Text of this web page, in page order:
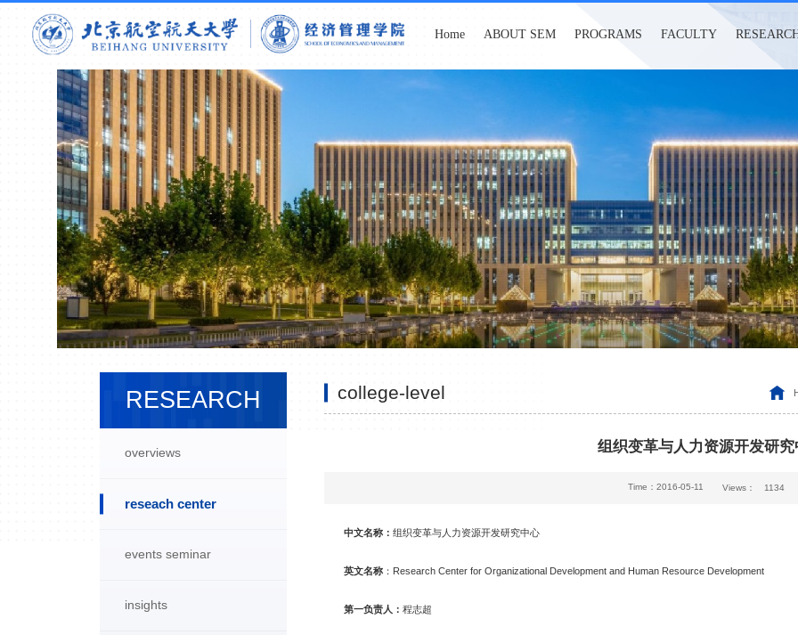
Home ABOUT SEM PROGRAMS FACULTY
RESEARCH
overviews
reseach center
events seminar
insights
college-level
组织变革与人力资源开发研究
Time：2016-05-11 Views： 1134
中文名称：组织变革与人力资源开发研究中心
英文名称 ：Research Center for Organizational Development and Human Resource Development
第一负责人：程志超